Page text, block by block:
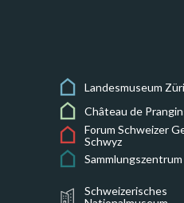
Landesmuseum
Château de
Forum Schweizer
Schwyz
Sammlungszentrum
Schweizerisches